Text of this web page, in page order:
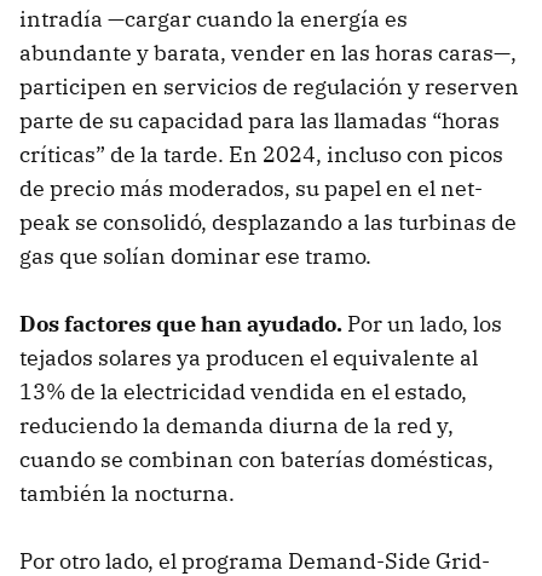
intradía —cargar cuando la energía es
abundante y barata, vender en las horas caras—,
participen en servicios de regulación y reserven
parte de su capacidad para las llamadas “horas
críticas” de la tarde. En 2024, incluso con picos
de precio más moderados, su papel en el net-
peak se consolidó, desplazando a las turbinas de
gas que solían dominar ese tramo.
Dos factores que han ayudado. Por un lado, los
tejados solares ya producen el equivalente al
13% de la electricidad vendida en el estado,
reduciendo la demanda diurna de la red y,
cuando se combinan con baterías domésticas,
también la nocturna.
Por otro lado, el programa Demand-Side Grid-